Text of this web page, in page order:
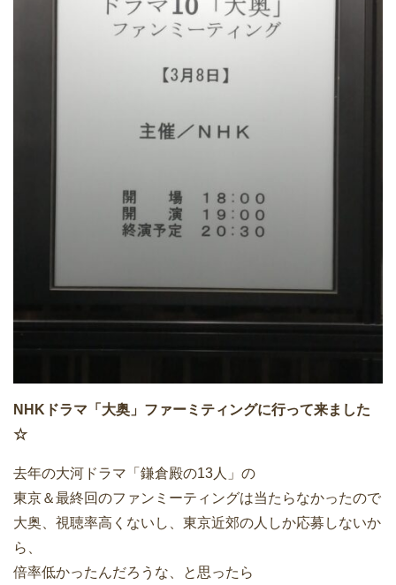
NHKドラマ「大奥」ファーミティングに行って来ました
☆
去年の大河ドラマ「鎌倉殿の13人」の
東京＆最終回のファンミーティングは当たらなかったので
大奥、視聴率高くないし、東京近郊の人しか応募しないか
ら、
倍率低かったんだろうな、と思ったら